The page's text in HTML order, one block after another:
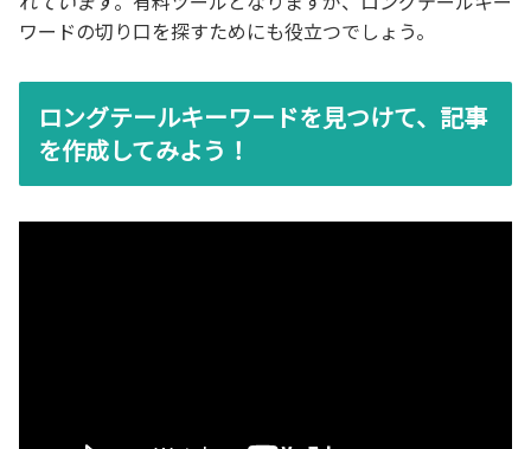
ワードの切り口を探すためにも役立つでしょう。
ロングテールキーワードを見つけて、記事
を作成してみよう！